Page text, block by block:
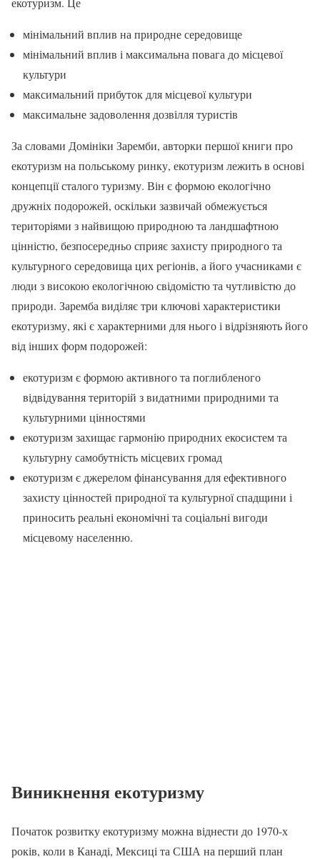
мінімальний вплив на природне середовище
мінімальний вплив і максимальна повага до місцевої
культури
максимальний прибуток для місцевої культури
максимальне задоволення дозвілля туристів
За словами Домініки Заремби, авторки першої книги про
екотуризм на польському ринку, екотуризм лежить в основі
концепції сталого туризму. Він є формою екологічно
дружніх подорожей, оскільки зазвичай обмежується
територіями з найвищою природною та ландшафтною
цінністю, безпосередньо сприяє захисту природного та
культурного середовища цих регіонів, а його учасниками є
люди з високою екологічною свідомістю та чутливістю до
природи. Заремба виділяє три ключові характеристики
екотуризму, які є характерними для нього і відрізняють його
від інших форм подорожей:
екотуризм є формою активного та поглибленого
відвідування територій з видатними природними та
культурними цінностями
екотуризм захищає гармонію природних екосистем та
культурну самобутність місцевих громад
екотуризм є джерелом фінансування для ефективного
захисту цінностей природної та культурної спадщини і
приносить реальні економічні та соціальні вигоди
місцевому населенню.
Виникнення екотуризму
Початок розвитку екотуризму можна віднести до 1970-х
років, коли в Канаді, Мексиці та США на перший план